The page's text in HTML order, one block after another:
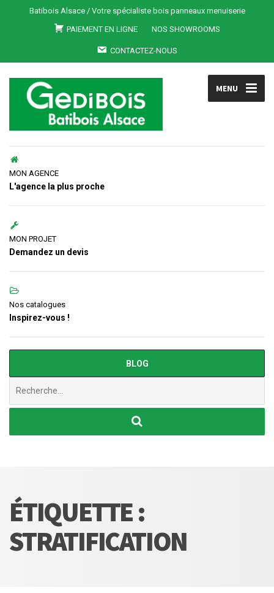
Batibois Alsace / Votre spécialiste bois panneaux menuiserie
PAIEMENT EN LIGNE
NOS SHOWROOMS
CONTACTEZ-NOUS
MENU
MON AGENCE
L'agence la plus proche
MON PROJET
Demandez un devis
Nos catalogues
Inspirez-vous !
BLOG
ÉTIQUETTE :
STRATIFICATION